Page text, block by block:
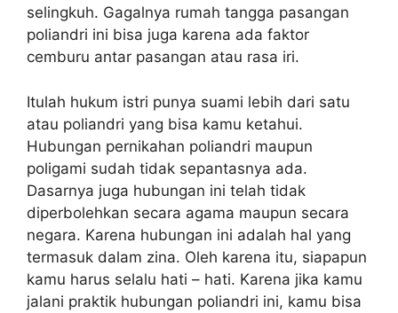
selingkuh. Gagalnya rumah tangga pasangan
poliandri ini bisa juga karena ada faktor
cemburu antar pasangan atau rasa iri.
Itulah hukum istri punya suami lebih dari satu
atau poliandri yang bisa kamu ketahui.
Hubungan pernikahan poliandri maupun
poligami sudah tidak sepantasnya ada.
Dasarnya juga hubungan ini telah tidak
diperbolehkan secara agama maupun secara
negara. Karena hubungan ini adalah hal yang
termasuk dalam zina. Oleh karena itu, siapapun
kamu harus selalu hati – hati. Karena jika kamu
jalani praktik hubungan poliandri ini, kamu bisa